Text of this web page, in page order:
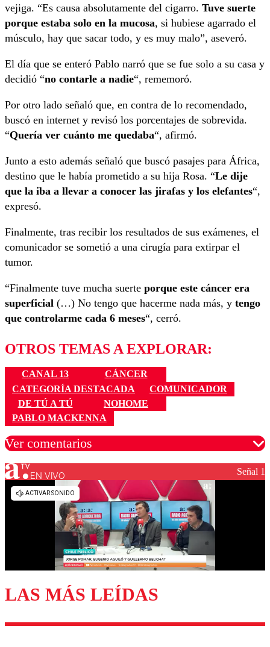
vejiga. “Es causa absolutamente del cigarro. Tuve suerte
porque estaba solo en la mucosa, si hubiese agarrado el
músculo, hay que sacar todo, y es muy malo”, aseveró.
El día que se enteró Pablo narró que se fue solo a su casa y
decidió “no contarle a nadie“, rememoró.
Por otro lado señaló que, en contra de lo recomendado,
buscó en internet y revisó los porcentajes de sobrevida.
“Quería ver cuánto me quedaba“, afirmó.
Junto a esto además señaló que buscó pasajes para África,
destino que le había prometido a su hija Rosa. “Le dije
que la iba a llevar a conocer las jirafas y los elefantes“,
expresó.
Finalmente, tras recibir los resultados de sus exámenes, el
comunicador se sometió a una cirugía para extirpar el
tumor.
“Finalmente tuve mucha suerte porque este cáncer era
superficial (…) No tengo que hacerme nada más, y tengo
que controlarme cada 6 meses“, cerró.
OTROS TEMAS A EXPLORAR:
CANAL 13
CÁNCER
CATEGORÍA DESTACADA
COMUNICADOR
DE TÚ A TÚ
NOHOME
PABLO MACKENNA
Ver comentarios
Los comentarios son moderados para garantizar un
diálogo respetuoso.
Enviar comentario
EN VIVO Señal 1
LAS MÁS LEÍDAS